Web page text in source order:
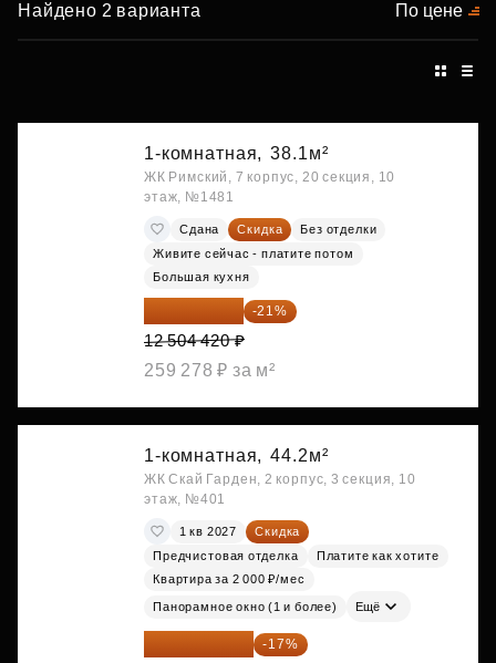
Найдено 2 варианта По цене
1-комнатная, 38.1м²
ЖК Римский, 7 корпус, 20 секция, 10
этаж, №1481
Сдана Скидка
Без отделки
Живите сейчас - платите потом
Большая кухня
-21%
12 504 420 ₽
259 278 ₽ за м²
1-комнатная, 44.2м²
ЖК Скай Гарден, 2 корпус, 3 секция, 10
этаж, №401
1 кв 2027
Скидка
Предчистовая отделка
Платите как хотите
Квартира за 2 000 ₽/мес
Панорамное окно (1 и более) Ещё
20 122 271 ₽ -17%